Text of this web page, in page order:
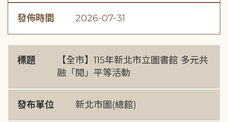
發佈時間 2026-07-31
標題
【全市】115年新北市立圖書館 多元共
融「閱」平等活動
發布單位 新北市圖(總館)